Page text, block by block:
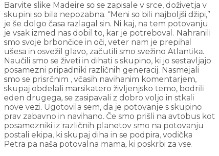
Barvite slike Madeire so se zapisale v srce, doživetja v
skupini so bila nepozabna. “Meni so bili najboljši džipi,”
je še dolgo časa razlagal sin. Ni kaj, na tem potovanju
je vsak izmed nas dobil to, kar je potreboval. Nahranili
smo svoje brbončice in oči, veter nam je prepihal
ušesa in osvežil glavo, začutili smo svežino Atlantika.
Naučili smo se živeti in dihati s skupino, ki jo sestavljajo
posamezni pripadniki različnih generacij. Nasmejali
smo se prisrčnim , včasih navihanim komentarjem,
skupaj obdelali marsikatero življenjsko temo, bodrili
eden drugega, se zasipavali z dobro voljo in stkali
nove vezi. Ugotovila sem, da je potovanje s skupino
prav zabavno in navihano. Če smo prišli na avtobus kot
posamezniki iz različnih planetov smo na potovanju
postali ekipa, ki skupaj diha in se podpira, vodička
Petra pa naša potovalna mama, ki poskrbi za vse.